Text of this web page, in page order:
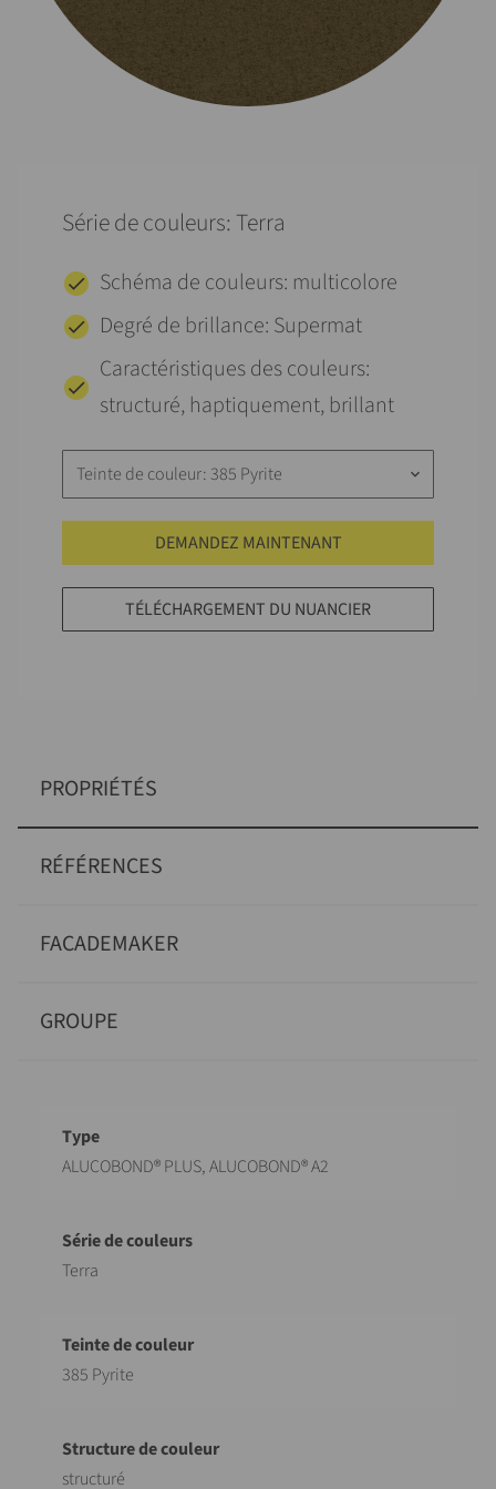
Série de couleurs: Terra
Schéma de couleurs: multicolore
Degré de brillance: Supermat
Caractéristiques des couleurs:
structuré, haptiquement, brillant
Teinte de couleur: 385 Pyrite keyboard_arrow_down
DEMANDEZ MAINTENANT
TÉLÉCHARGEMENT DU NUANCIER
PROPRIÉTÉS
RÉFÉRENCES
FACADEMAKER
GROUPE
Désignation
ALUCOBOND® PLUS, ALUCOBOND® A2
Terra
385 Pyrite
structuré